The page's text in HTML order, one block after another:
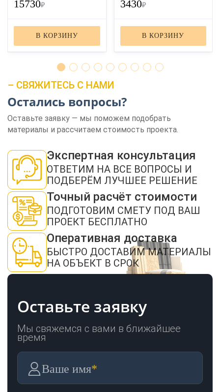
15730₽
В КОРЗИНУ
3430₽
В КОРЗИНУ
– СВЯЖИТЕСЬ С НАМИ
Остались вопросы?
Оставьте заявку — мы поможем подобрать
материалы и рассчитаем стоимость проекта.
Экспертная консультация
ОТВЕТИМ НА ВСЕ ВОПРОСЫ И
ПОДБЕРЁМ ЛУЧШЕЕ РЕШЕНИЕ
Точный расчёт стоимости
ПОДГОТОВИМ СМЕТУ ПОД ВАШ
ПРОЕКТ БЕСПЛАТНО
Оперативная доставка
БЫСТРО ДОСТАВИМ МАТЕРИАЛЫ
НА ОБЪЕКТ В СРОК
Оставьте заявку
Мы свяжемся с вами в ближайшее
время
Ваше имя*
ЗАКАЗАТЬ ЗВОНОК
Нажимая кнопку "Отправить", я даю своё согласие на обработку моих
персональных данных в соответствии с ФЗ от 27.07.2006 № 152-ФЗ "О
персональных данных", на условиях и для целей, определенных вполитикой
конфиденциальности
ОТПРАВИТЬ